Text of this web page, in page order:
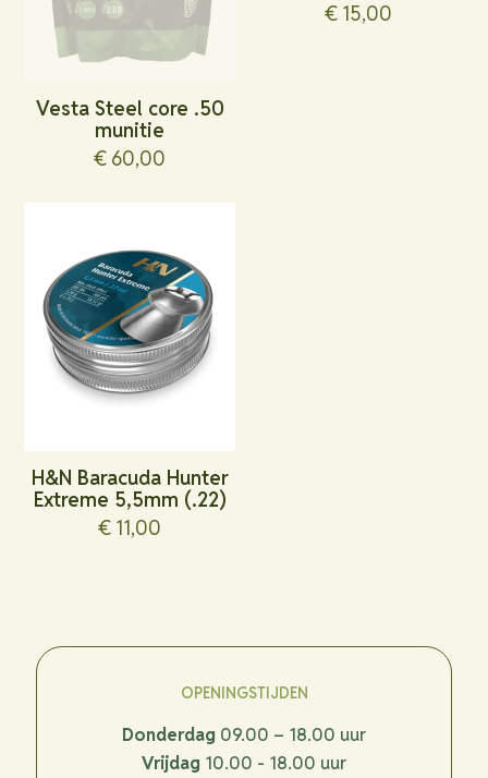
Vesta Steel core .50
munitie
€ 60,00
€15,00
H&N Baracuda Hunter
Extreme 5,5mm (.22)
€ 11,00
OPENINGSTIJDEN
Donderdag 09.00 – 18.00 uur
Vrijdag 10.00 - 18.00 uur